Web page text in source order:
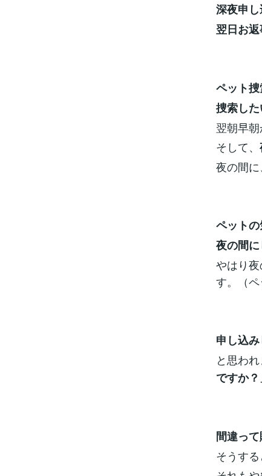
深夜申
翌日お
ペット
捜索し
翌朝早朝
そして、
夜の間
ペット
夜の間
やはり
す。（
申し込
と思われ
ですか
間違っ
そうす